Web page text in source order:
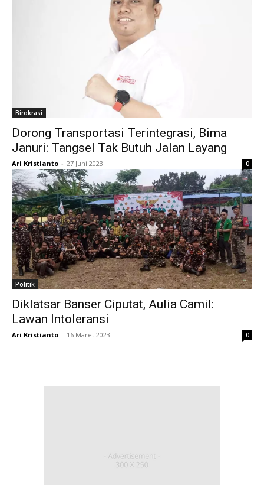
Birokrasi
Dorong Transportasi Terintegrasi, Bima
Januri: Tangsel Tak Butuh Jalan Layang
Ari Kristianto - 27 Juni 2023 0
Politik
Diklatsar Banser Ciputat, Aulia Camil:
Lawan Intoleransi
Ari Kristianto - 16 Maret 2023 0